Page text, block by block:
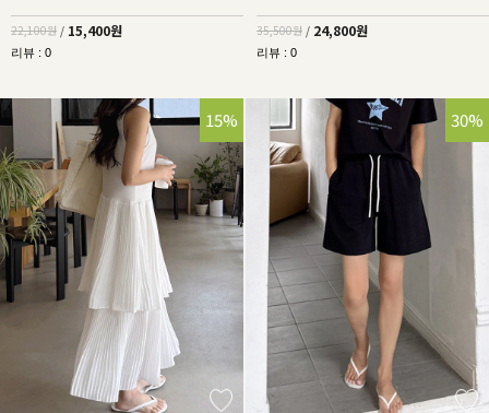
22,100원 / 15,400원
리뷰 : 0
35,500원 / 24,800원
리뷰 : 0
15% 30%